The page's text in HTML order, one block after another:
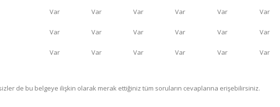
Var Var Var Var Var Var
Var Var Var Var Var Var
Var Var Var Var Var Var
de bu belgeye ilişkin olarak merak ettiğiniz tüm soruların cevaplarına erişebilirsiniz.